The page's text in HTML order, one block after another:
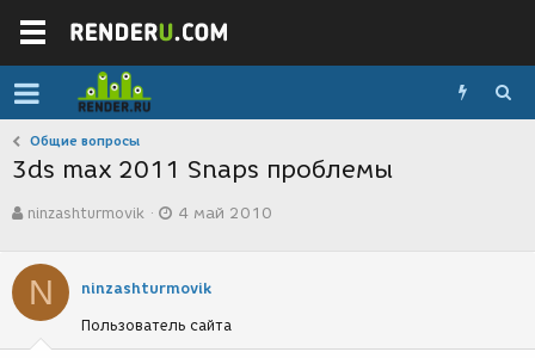
Общие вопросы
3ds max 2011 Snaps проблемы
в
о
р
т
е
м
ninzashturmovik
а
с
з
д
4 май 2010
N ninzashturmovik
Пользователь сайта